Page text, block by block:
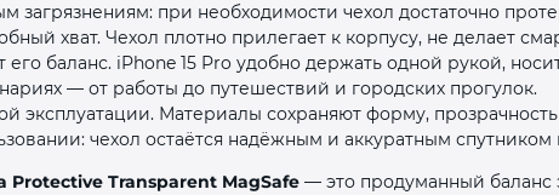
загрязнениям: при необходимости чехол достаточно
хват. Чехол плотно прилегает к корпусу, не делает
баланс. iPhone 15 Pro удобно держать одной рукой,
— от работы до путешествий и городских прогулок.
эксплуатации. Материалы сохраняют форму,
чехол остаётся надёжным и аккуратным
Protective Transparent MagSafe — это продуманный баланс